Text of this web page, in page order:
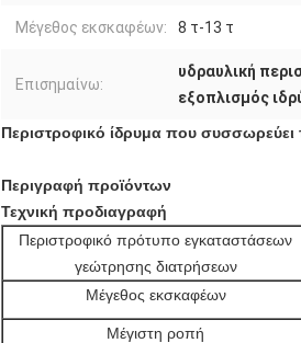
Μέγεθος εκσκαφέων: 8 τ-13 τ
Επισημαίνω:
υδραυλική
εξοπλισμός
Περιστροφικό ίδρυμα που συσσωρεύει
Περιγραφή προϊόντων
Τεχνική προδιαγραφή
Περιστροφικό πρότυπο εγκαταστάσεων
γεώτρησης διατρήσεων
Μέγεθος εκσκαφέων
Μέγιστη ροπή